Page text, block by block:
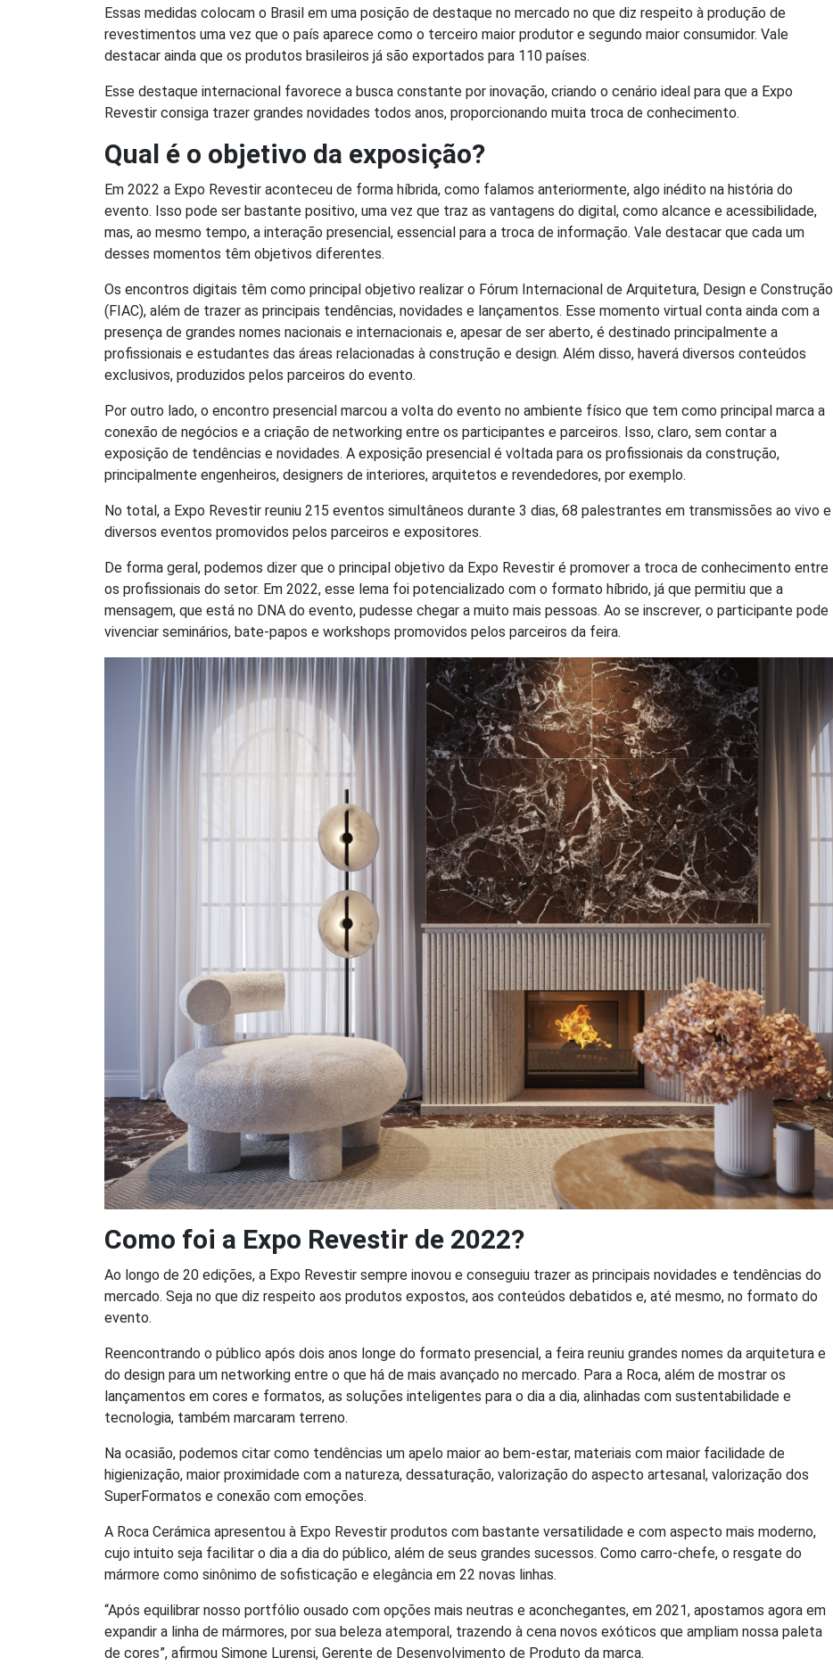
Essas medidas colocam o Brasil em uma posição de destaque no mercado no que diz respeito à produção de
revestimentos uma vez que o país aparece como o terceiro maior produtor e segundo maior consumidor. Vale
destacar ainda que os produtos brasileiros já são exportados para 110 países.
Esse destaque internacional favorece a busca constante por inovação, criando o cenário ideal para que a Expo
Revestir consiga trazer grandes novidades todos anos, proporcionando muita troca de conhecimento.
Qual é o objetivo da exposição?
Em 2022 a Expo Revestir aconteceu de forma híbrida, como falamos anteriormente, algo inédito na história do
evento. Isso pode ser bastante positivo, uma vez que traz as vantagens do digital, como alcance e acessibilidade,
mas, ao mesmo tempo, a interação presencial, essencial para a troca de informação. Vale destacar que cada um
desses momentos têm objetivos diferentes.
Os encontros digitais têm como principal objetivo realizar o Fórum Internacional de Arquitetura, Design e Construção
(FIAC), além de trazer as principais tendências, novidades e lançamentos. Esse momento virtual conta ainda com a
presença de grandes nomes nacionais e internacionais e, apesar de ser aberto, é destinado principalmente a
profissionais e estudantes das áreas relacionadas à construção e design. Além disso, haverá diversos conteúdos
exclusivos, produzidos pelos parceiros do evento.
Por outro lado, o encontro presencial marcou a volta do evento no ambiente físico que tem como principal marca a
conexão de negócios e a criação de networking entre os participantes e parceiros. Isso, claro, sem contar a
exposição de tendências e novidades. A exposição presencial é voltada para os profissionais da construção,
principalmente engenheiros, designers de interiores, arquitetos e revendedores, por exemplo.
No total, a Expo Revestir reuniu 215 eventos simultâneos durante 3 dias, 68 palestrantes em transmissões ao vivo e
diversos eventos promovidos pelos parceiros e expositores.
De forma geral, podemos dizer que o principal objetivo da Expo Revestir é promover a troca de conhecimento entre
os profissionais do setor. Em 2022, esse lema foi potencializado com o formato híbrido, já que permitiu que a
mensagem, que está no DNA do evento, pudesse chegar a muito mais pessoas. Ao se inscrever, o participante pode
vivenciar seminários, bate-papos e workshops promovidos pelos parceiros da feira.
Como foi a Expo Revestir de 2022?
Ao longo de 20 edições, a Expo Revestir sempre inovou e conseguiu trazer as principais novidades e tendências do
mercado. Seja no que diz respeito aos produtos expostos, aos conteúdos debatidos e, até mesmo, no formato do
evento.
Reencontrando o público após dois anos longe do formato presencial, a feira reuniu grandes nomes da arquitetura e
do design para um networking entre o que há de mais avançado no mercado. Para a Roca, além de mostrar os
lançamentos em cores e formatos, as soluções inteligentes para o dia a dia, alinhadas com sustentabilidade e
tecnologia, também marcaram terreno.
Na ocasião, podemos citar como tendências um apelo maior ao bem-estar, materiais com maior facilidade de
higienização, maior proximidade com a natureza, dessaturação, valorização do aspecto artesanal, valorização dos
SuperFormatos e conexão com emoções.
A Roca Cerámica apresentou à Expo Revestir produtos com bastante versatilidade e com aspecto mais moderno,
cujo intuito seja facilitar o dia a dia do público, além de seus grandes sucessos. Como carro-chefe, o resgate do
mármore como sinônimo de sofisticação e elegância em 22 novas linhas.
“Após equilibrar nosso portfólio ousado com opções mais neutras e aconchegantes, em 2021, apostamos agora em
expandir a linha de mármores, por sua beleza atemporal, trazendo à cena novos exóticos que ampliam nossa paleta
de cores”, afirmou Simone Lurensi, Gerente de Desenvolvimento de Produto da marca.